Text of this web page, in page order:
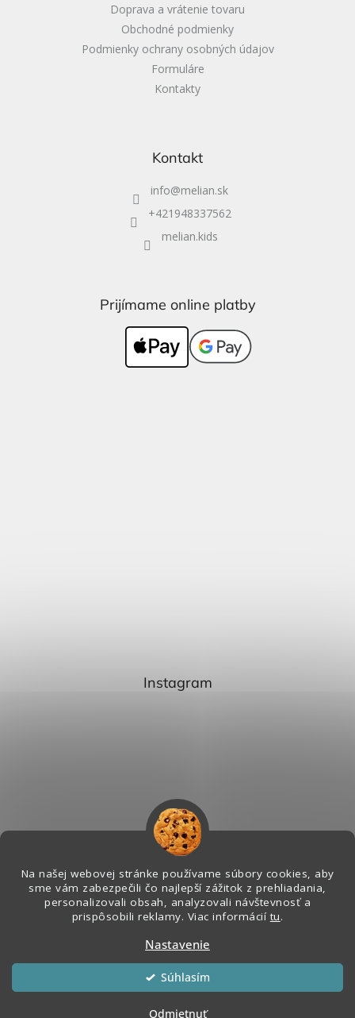
Na našej webovej stránke používame súbory cookies, aby
sme vám zabezpečili čo najlepší zážitok z prehliadania,
personalizovali obsah, analyzovali návštevnosť a
prispôsobili reklamy. Viac informácií tu.
Nastavenie
Odmietnuť
Súhlasím
Doprava a vrátenie tovaru
Obchodné podmienky
Podmienky ochrany osobných údajov
Formuláre
Kontakty
Kontakt
info@melian.sk
+421948337562
melian.kids
Prijímame online platby
Instagram
Sledovať na Instagrame